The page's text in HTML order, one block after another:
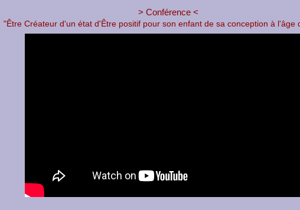
> Conférence <
"Être Créateur d'un état d'Être positif pour son enfant de sa conception à l'âge